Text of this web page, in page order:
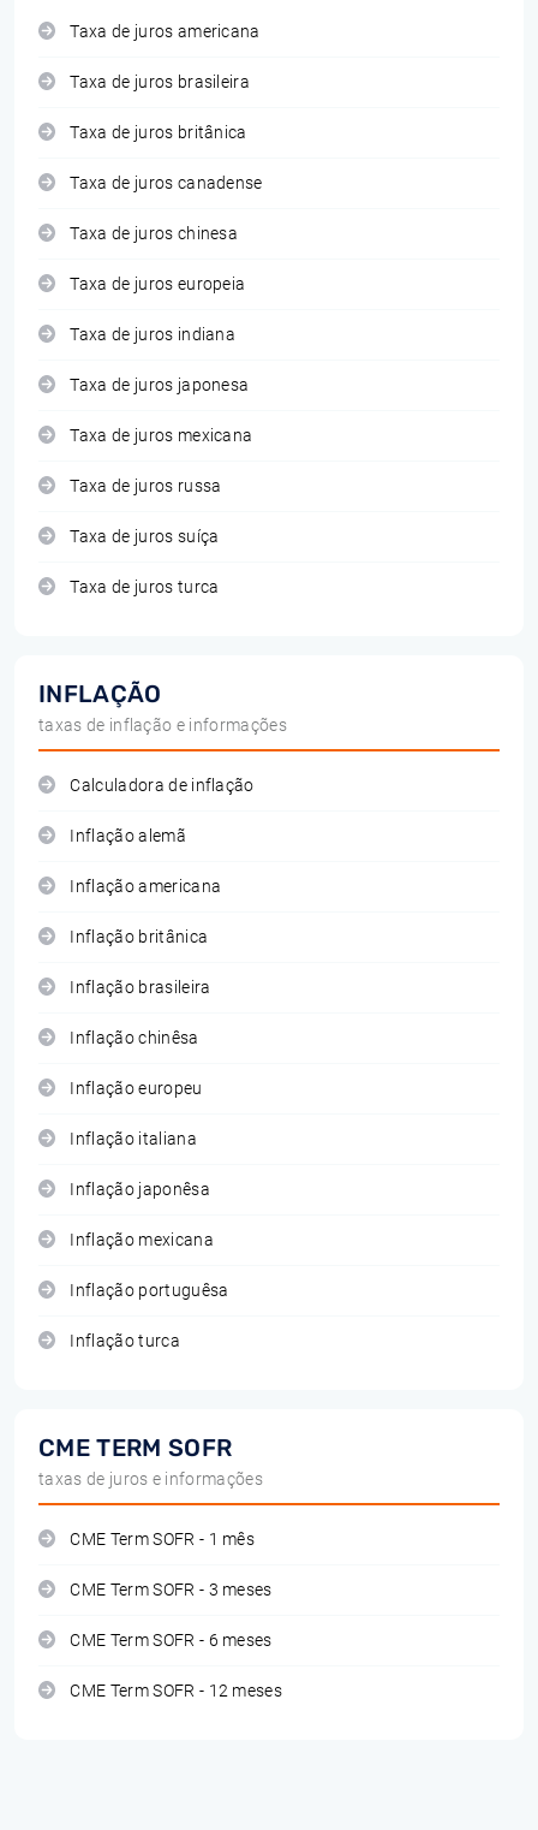
Taxa de juros americana
Taxa de juros brasileira
Taxa de juros britânica
Taxa de juros canadense
Taxa de juros chinesa
Taxa de juros europeia
Taxa de juros indiana
Taxa de juros japonesa
Taxa de juros mexicana
Taxa de juros russa
Taxa de juros suíça
Taxa de juros turca
INFLAÇÃO
taxas de inflação e informações
Calculadora de inflação
Inflação alemã
Inflação americana
Inflação britânica
Inflação brasileira
Inflação chinêsa
Inflação europeu
Inflação italiana
Inflação japonêsa
Inflação mexicana
Inflação portuguêsa
Inflação turca
CME TERM SOFR
taxas de juros e informações
CME Term SOFR - 1 mês
CME Term SOFR - 3 meses
CME Term SOFR - 6 meses
CME Term SOFR - 12 meses